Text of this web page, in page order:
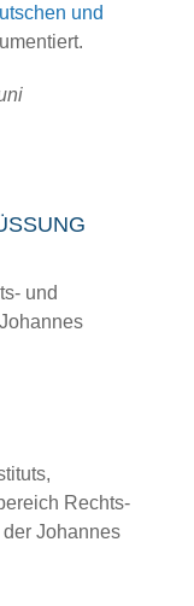
und
und
Rechts-
Johannes